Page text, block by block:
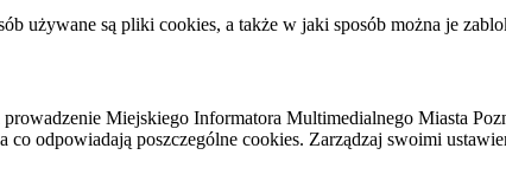
używane są pliki cookies, a także w jaki sposób można je
Miejskiego Informatora Multimedialnego Miasta
co odpowiadają poszczególne cookies. Zarządzaj swoimi